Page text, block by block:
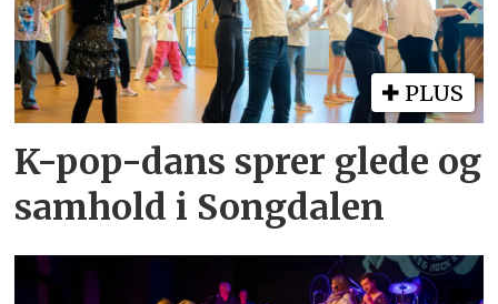
PLUS
K-pop-dans sprer glede og
samhold i Songdalen